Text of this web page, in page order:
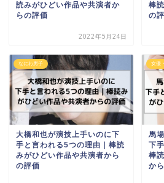
読みがひどい作品や共演者か
らの評価
2022年5月24日
棒
の
なにわ男子
大橋和也が演技上手いのに下
手と言われる5つの理由｜棒読
みがひどい作品や共演者から
の評価
女優
馬
下
棒
か